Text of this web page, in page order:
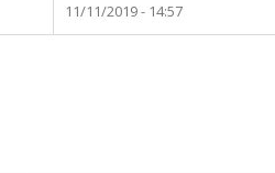
11/11/2019 - 14:57